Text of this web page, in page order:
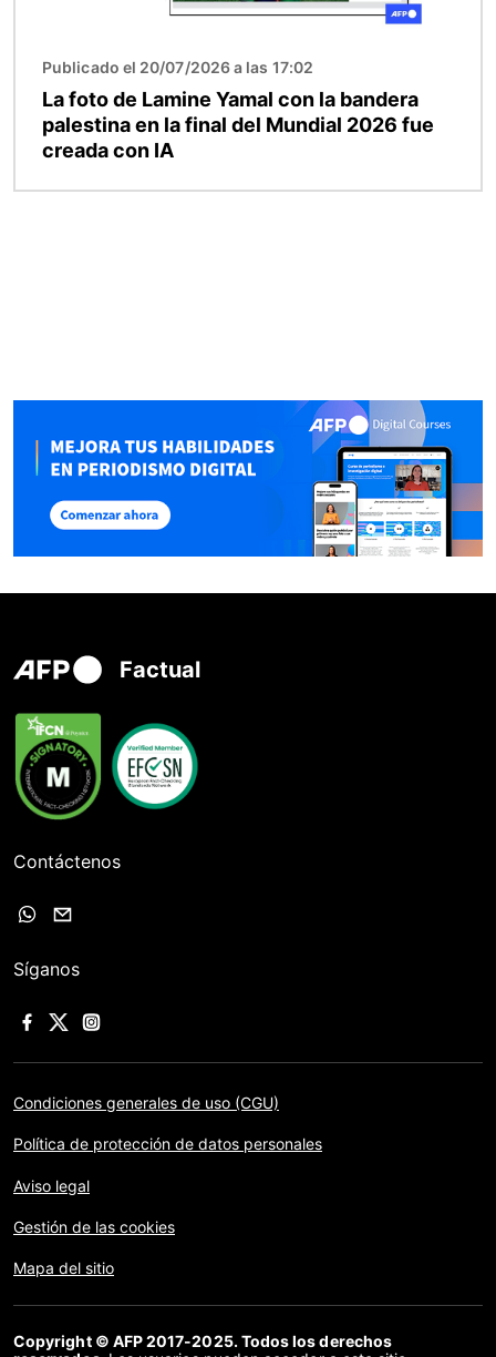
Publicado el 20/07/2026 a las 17:02
La foto de Lamine Yamal con la bandera
palestina en la final del Mundial 2026 fue
creada con IA
Factual
Contáctenos
Síganos
Condiciones generales de uso (CGU)
Política de protección de datos personales
Aviso legal
Gestión de las cookies
Mapa del sitio
Copyright © AFP 2017-2025. Todos los derechos